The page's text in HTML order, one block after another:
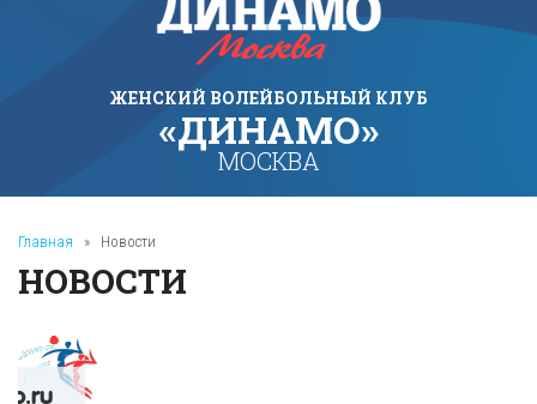
ЖЕНСКИЙ ВОЛЕЙБОЛЬНЫЙ КЛУБ
«ДИНАМО»
МОСКВА
Главная » Новости
НОВОСТИ